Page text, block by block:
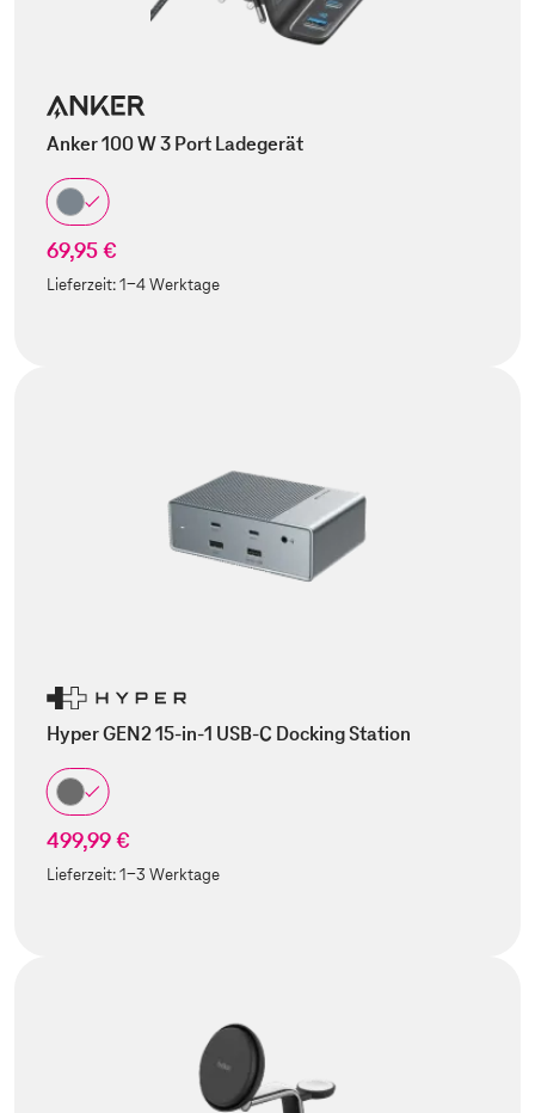
Anker 100 W 3 Port Ladegerät
69,95 €
Lieferzeit:1-4 Werktage
Hyper GEN2 15-in-1 USB-C Docking Station
499,99 €
Lieferzeit:1-3 Werktage